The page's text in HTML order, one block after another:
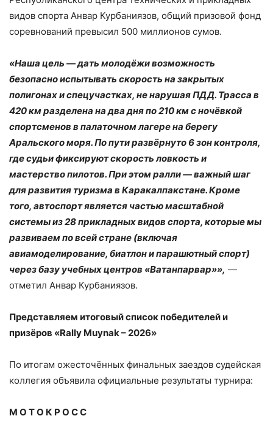
видов спорта Анвар Курбаниязов, общий призовой фонд
соревнований превысил 500 миллионов сумов.
«Наша цель — дать молодёжи возможность
безопасно испытывать скорость на закрытых
полигонах и спецучастках, не нарушая ПДД. Трасса в
420 км разделена на два дня по 210 км с ночёвкой
спортсменов в палаточном лагере на берегу
Аральского моря. По пути развёрнуто 6 зон контроля,
где судьи фиксируют скорость ловкость и
мастерство пилотов. При этом ралли — важный шаг
для развития туризма в Каракалпакстане. Кроме
того, автоспорт является частью масштабной
системы из 28 прикладных видов спорта, которые мы
развиваем по всей стране (включая
авиамоделирование, биатлон и парашютный спорт)
через базу учебных центров «Ватанпарвар»», —
отметил Анвар Курбаниязов.
Представляем итоговый список победителей и
призёров «Rally Muynak – 2026»
По итогам ожесточённых финальных заездов судейская
коллегия объявила официальные результаты турнира:
М О Т О К Р О С С